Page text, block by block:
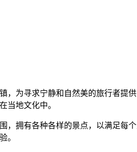
，为寻求宁静和自然美的旅行者提
当地文化中。
，拥有各种各样的景点，以满足每
。